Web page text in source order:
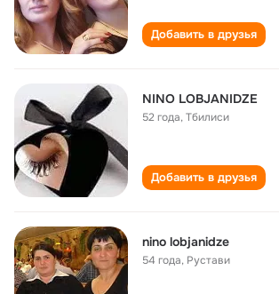
Добавить в друзья
NINO LOBJANIDZE
52 года,Тбилиси
Добавить в друзья
nino lobjanidze
54 года, Рустави